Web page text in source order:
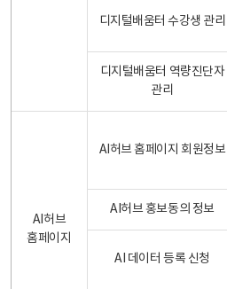
디지털배움터 수강생 관리
디지털배움터 역량진단자
관리
AI허브
홈페이지
AI허브 홈페이지 회원정보
AI허브 홍보동의 정보
AI 데이터 등록 신청